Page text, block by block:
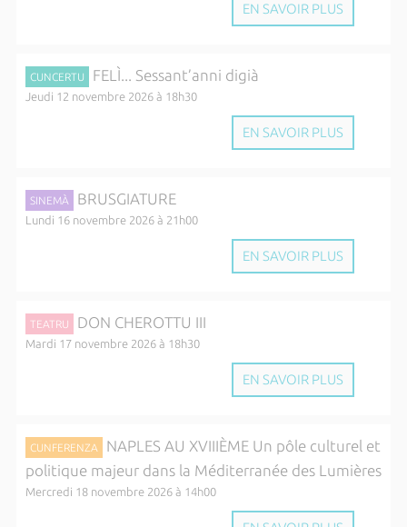
EN SAVOIR PLUS
CUNCERTU FELÌ... Sessant’anni digià
Jeudi 12 novembre 2026 à 18h30
EN SAVOIR PLUS
SINEMÀ BRUSGIATURE
Lundi 16 novembre 2026 à 21h00
EN SAVOIR PLUS
TEATRU DON CHEROTTU III
Mardi 17 novembre 2026 à 18h30
EN SAVOIR PLUS
CUNFERENZA
NAPLES AU XVIIIÈME Un pôle culturel et
politique majeur dans la Méditerranée des Lumières
Mercredi 18 novembre 2026 à 14h00